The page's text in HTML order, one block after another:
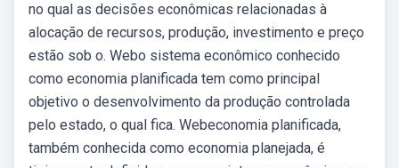
no qual as decisões econômicas relacionadas à
alocação de recursos, produção, investimento e preço
estão sob o. Webo sistema econômico conhecido
como economia planificada tem como principal
objetivo o desenvolvimento da produção controlada
pelo estado, o qual fica. Webeconomia planificada,
também conhecida como economia planejada, é